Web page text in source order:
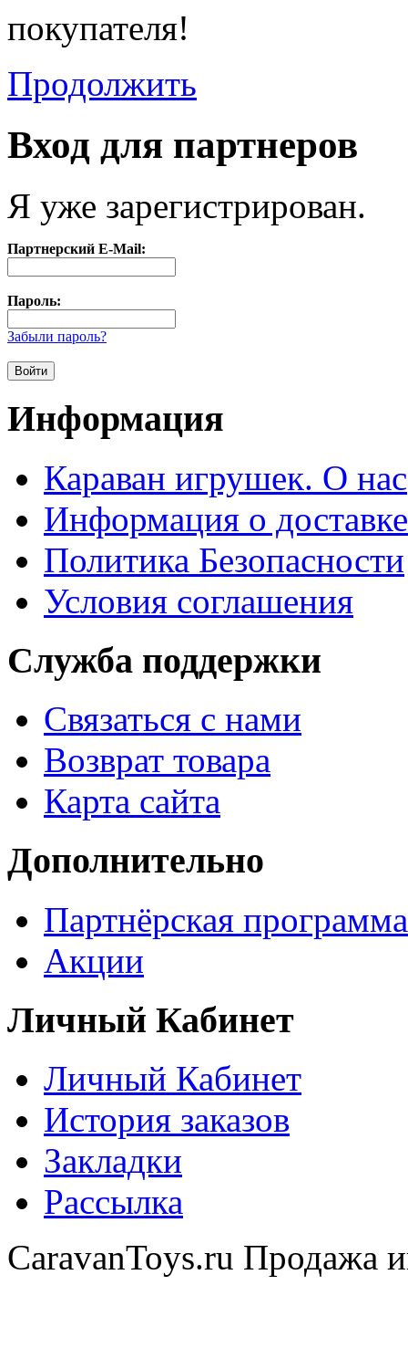
покупателя!
Продолжить
Вход для партнеров
Я уже зарегистрирован.
Партнерский E-Mail:
Пароль:
Забыли пароль?
Информация
Караван игрушек. О нас
Информация о доставке
Политика Безопасности
Условия соглашения
Служба поддержки
Связаться с нами
Возврат товара
Карта сайта
Дополнительно
Партнёрская программа
Акции
Личный Кабинет
Личный Кабинет
История заказов
Закладки
Рассылка
CaravanToys.ru Продажа